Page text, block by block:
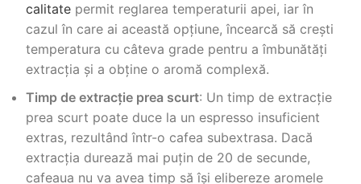
calitate permit reglarea temperaturii apei, iar în
cazul în care ai această opțiune, încearcă să crești
temperatura cu câteva grade pentru a îmbunătăți
extracția și a obține o aromă complexă.
Timp de extracție prea scurt: Un timp de extracție
prea scurt poate duce la un espresso insuficient
extras, rezultând într-o cafea subextrasa. Dacă
extracția durează mai puțin de 20 de secunde,
cafeaua nu va avea timp să își elibereze aromele